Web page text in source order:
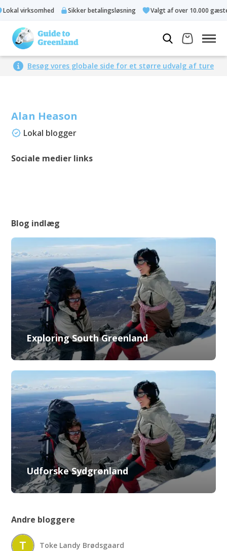
virksomhed Sikker betalingsløsning Valgt af over 10.000 gæster
Besøg vores globale side for et større udvalg af ture
Alan Heason
Lokal blogger
Sociale medier links
Blog indlæg
Exploring South Greenland
Udforske Sydgrønland
Andre bloggere
Toke Landy Brødsgaard